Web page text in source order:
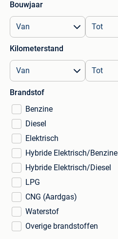
Bouwjaar
Kilometerstand
Brandstof
Benzine
Diesel
Elektrisch
Hybride Elektrisch/Benzine
Hybride Elektrisch/Diesel
LPG
CNG (Aardgas)
Waterstof
Overige brandstoffen